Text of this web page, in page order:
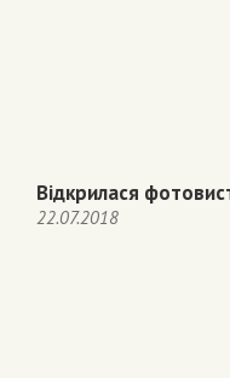
Відкрилася
22.07.2018